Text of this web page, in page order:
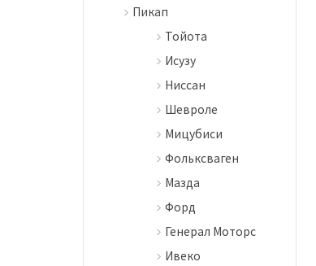
Пикап
Тойота
Исузу
Ниссан
Шевроле
Мицубиси
Фольксваген
Мазда
Форд
Генерал Моторс
Ивеко